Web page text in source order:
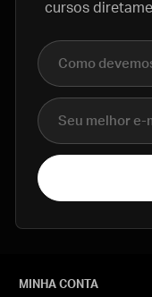
cursos
Nome completo
E-mail
MINHA CONTA